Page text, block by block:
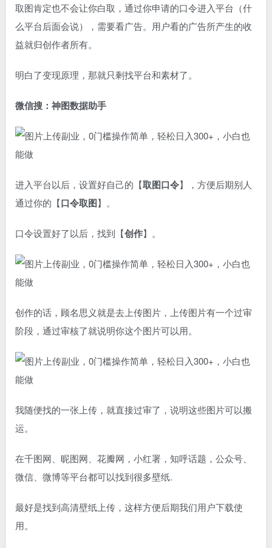
取图肯定也不会让你白取，通过你申请的口令进入平台（什
么平台后面会说），需要看广告。用户看的广告所产生的收
益就归创作者所有。
明白了变现原理，那就只剩找平台和素材了。
微信搜：神图数据助手
进入平台以后，设置好自己的【取图口令】，方便后期别人
通过你的【口令取图】。
口令设置好了以后，找到【创作】。
创作的话，顾名思义就是去上传图片，上传图片有一个过审
阶段，通过审核了就说明你这个图片可以用。
我随便找的一张上传，就直接过审了，说明这些图片可以搬
运。
在千图网、昵图网、花瓣网，小红署，知呼话题，公众号、
微信、微博等平台都可以找到很多壁纸.
最好是找到高清壁纸上传，这样方便后期我们用户下载使
用。